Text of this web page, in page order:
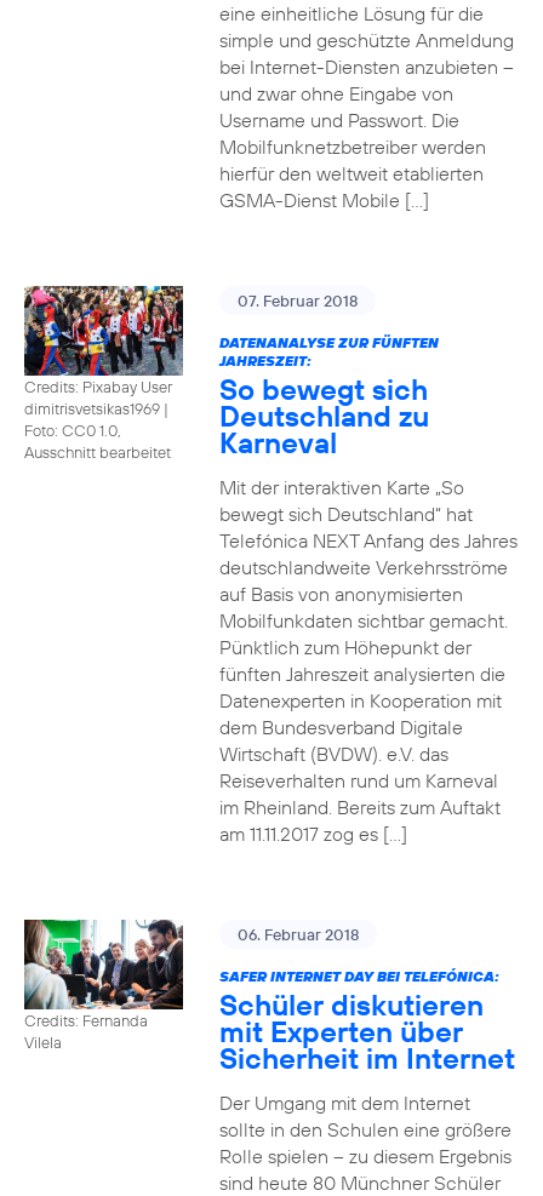
eine einheitliche Lösung für die
simple und geschützte Anmeldung
bei Internet-Diensten anzubieten –
und zwar ohne Eingabe von
Username und Passwort. Die
Mobilfunknetzbetreiber werden
hierfür den weltweit etablierten
GSMA-Dienst Mobile […]
Credits: Pixabay User
dimitrisvetsikas1969 |
Foto: CC0 1.0,
Ausschnitt bearbeitet
07. Februar 2018
DATENANALYSE ZUR FÜNFTEN
JAHRESZEIT:
So bewegt sich
Deutschland zu
Karneval
Mit der interaktiven Karte „So
bewegt sich Deutschland“ hat
Telefónica NEXT Anfang des Jahres
deutschlandweite Verkehrsströme
auf Basis von anonymisierten
Mobilfunkdaten sichtbar gemacht.
Pünktlich zum Höhepunkt der
fünften Jahreszeit analysierten die
Datenexperten in Kooperation mit
dem Bundesverband Digitale
Wirtschaft (BVDW). e.V. das
Reiseverhalten rund um Karneval
im Rheinland. Bereits zum Auftakt
am 11.11.2017 zog es […]
Credits: Fernanda
Vilela
06. Februar 2018
SAFER INTERNET DAY BEI TELEFÓNICA:
Schüler diskutieren
mit Experten über
Sicherheit im Internet
Der Umgang mit dem Internet
sollte in den Schulen eine größere
Rolle spielen – zu diesem Ergebnis
sind heute 80 Münchner Schüler